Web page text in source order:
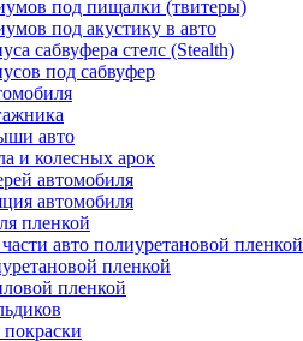
под пищалки (твитеры)
под акустику в авто
сабвуфера стелс (Stealth)
под сабвуфер
авто
и колесных арок
автомобиля
автомобиля
пленкой
авто полиуретановой пленкой
пленкой
пленкой